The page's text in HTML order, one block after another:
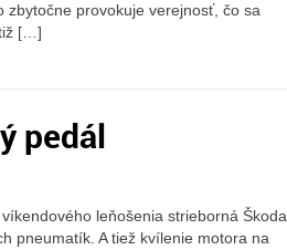
zbytočne provokuje verejnosť, čo sa
[…]
pedál
leňošenia strieborná Škoda
pneumatík. A tiež kvílenie motora na